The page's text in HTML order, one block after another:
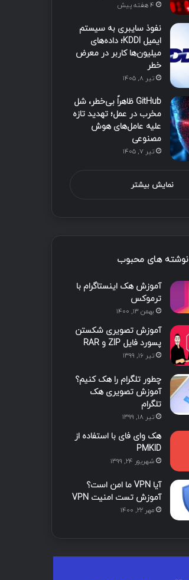
4 هفته پیش
نفوذ سایبری به سیستم
ایمیل KDDI؛ داده‌های
میلیون‌ها کاربر در معرض
خطر
تیر ۸, ۱۴۰۵
GitHub ظاهراً بی‌خطر، شل
مخرب در عمل؛ تهدید تازه
علیه عامل‌های هوش
مصنوعی
تیر ۷, ۱۴۰۵
نمایش بیشتر
نوشته های محبوب
آموزش هک اینستاگرام با
ترموکس
بهمن ۱۳, ۱۴۰۰
آموزش تصویری شکستن
پسورد فایل ZIP و RAR
تیر ۱۶, ۱۳۹۹
چطور تلگرام را هک کنیم؟
آموزش تصویری هک
تلگرام
تیر ۱۸, ۱۳۹۹
هک وای فای با استفاده از
PMKID
شهریور ۲۴, ۱۳۹۹
آیا VPN ما امن است؟
آموزش تست امنیت VPN
مهر ۲۲, ۱۴۰۰